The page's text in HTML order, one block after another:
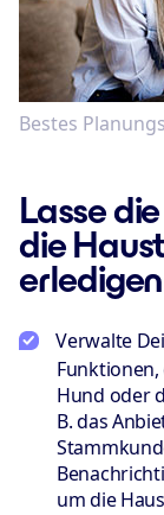
Bestes
Lasse
die
erledigen
Verwalte
Hund oder
B. das
um die